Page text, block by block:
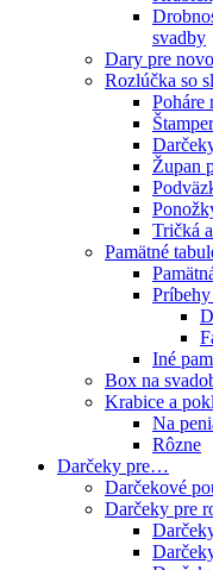
svadby
Dary pre
Rozlúčka so
Poháre
Župan
Tričká
Pamätné
Iné
Box na
Krabice a
Na
Rôzne
Darčeky pre…
Darčekové
Darčeky pre